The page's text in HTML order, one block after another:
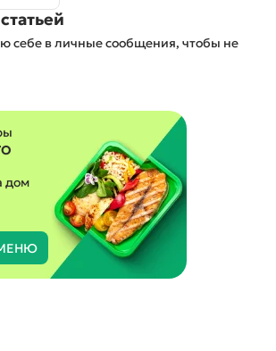
себе в личные сообщения, чтобы не
дом